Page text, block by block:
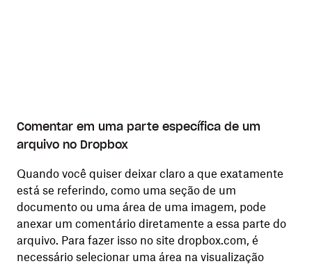
Comentar em uma parte específica de um
arquivo no Dropbox
Quando você quiser deixar claro a que exatamente
está se referindo, como uma seção de um
documento ou uma área de uma imagem, pode
anexar um comentário diretamente a essa parte do
arquivo. Para fazer isso no site dropbox.com, é
necessário selecionar uma área na visualização